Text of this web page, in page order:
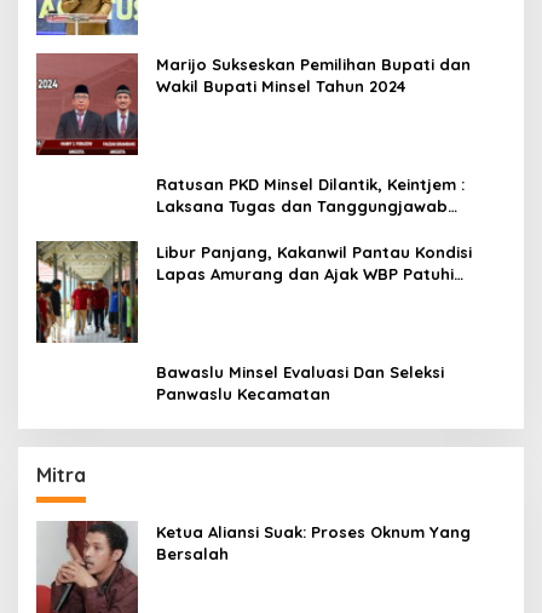
Marijo Sukseskan Pemilihan Bupati dan
Wakil Bupati Minsel Tahun 2024
Ratusan PKD Minsel Dilantik, Keintjem :
Laksana Tugas dan Tanggungjawab
Libur Panjang, Kakanwil Pantau Kondisi
Lapas Amurang dan Ajak WBP Patuhi
Bawaslu Minsel Evaluasi Dan Seleksi
Panwaslu Kecamatan
Mitra
Ketua Aliansi Suak: Proses Oknum Yang
Bersalah